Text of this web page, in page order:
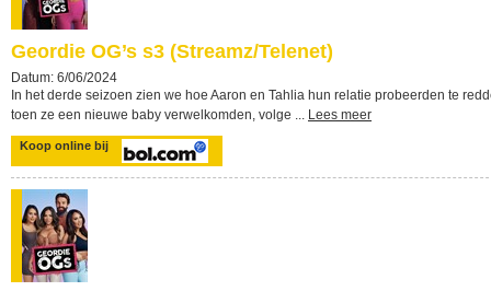
Geordie OG’s s3 (Streamz/Telenet)
Datum: 6/06/2024
In het derde seizoen zien we hoe Aaron en Tahlia hun relatie probeerden te
toen ze een nieuwe baby verwelkomden, volge ... Lees meer
Koop online bij